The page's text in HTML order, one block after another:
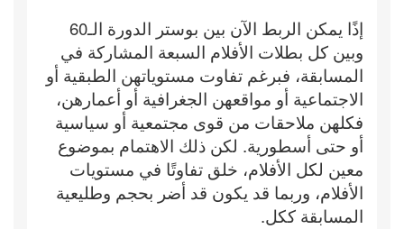
إذًا يمكن الربط الآن بين بوستر الدورة الـ60
وبين كل بطلات الأفلام السبعة المشاركة في
المسابقة، فبرغم تفاوت مستوياتهن الطبقية أو
الاجتماعية أو مواقعهن الجغرافية أو أعمارهن،
فكلهن ملاحقات من قوى مجتمعية أو سياسية
أو حتى أسطورية. لكن ذلك الاهتمام بموضوع
معين لكل الأفلام، خلق تفاوتًا في مستويات
الأفلام، وربما قد يكون قد أضر بحجم وطليعية
المسابقة ككل.